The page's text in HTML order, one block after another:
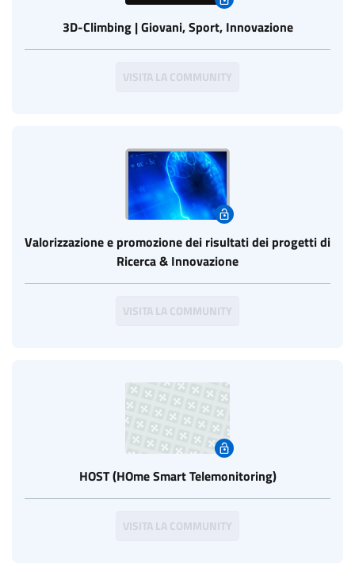
3D-Climbing | Giovani, Sport, Innovazione
VISITA LA COMMUNITY
Valorizzazione e promozione dei risultati dei progetti di
Ricerca & Innovazione
VISITA LA COMMUNITY
HOST (HOme Smart Telemonitoring)
VISITA LA COMMUNITY